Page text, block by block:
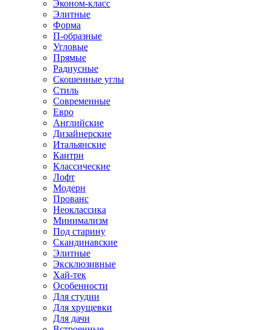
Эконом-класс
Элитные
Форма
П-образные
Угловые
Прямые
Радиусные
Скошенные углы
Стиль
Современные
Евро
Английские
Дизайнерские
Итальянские
Кантри
Классические
Лофт
Модерн
Прованс
Неоклассика
Минимализм
Под старину
Скандинавские
Элитные
Эксклюзивные
Хай-тек
Особенности
Для студии
Для хрущевки
Для дачи